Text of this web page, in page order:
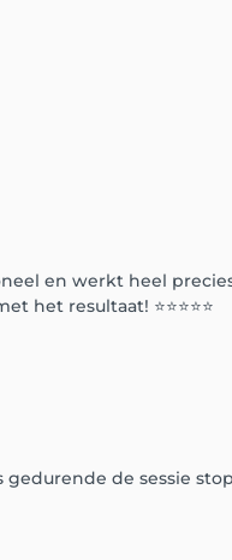
en werkt heel
resultaat! ⭐⭐⭐⭐⭐
de sessie